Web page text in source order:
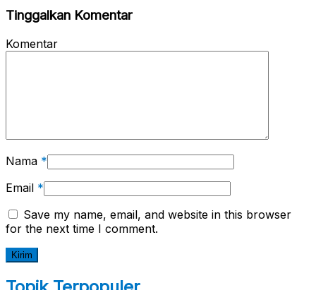
Tinggalkan Komentar
Komentar
Nama *
Email *
Save my name, email, and website in this browser
for the next time I comment.